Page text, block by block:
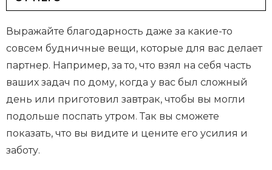
Выражайте благодарность даже за какие-то
совсем будничные вещи, которые для вас делает
партнер. Например, за то, что взял на себя часть
ваших задач по дому, когда у вас был сложный
день или приготовил завтрак, чтобы вы могли
подольше поспать утром. Так вы сможете
показать, что вы видите и цените его усилия и
заботу.